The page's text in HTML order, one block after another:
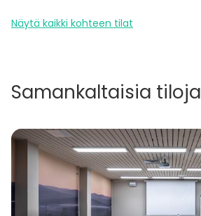
Näytä kaikki kohteen tilat
Samankaltaisia tiloja